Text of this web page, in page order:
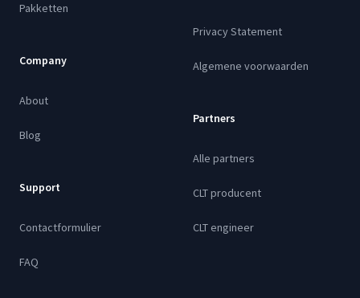
Pakketten
Company
About
Blog
Support
Contactformulier
FAQ
Privacy Statement
Algemene voorwaarden
Partners
Alle partners
CLT producent
CLT engineer